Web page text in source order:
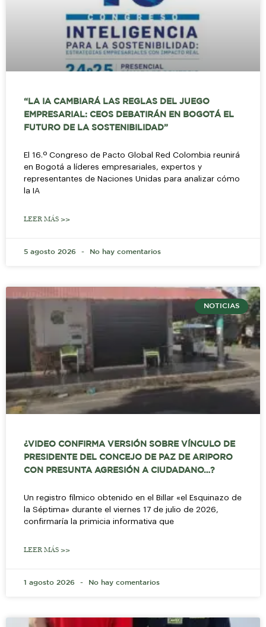
“LA IA CAMBIARÁ LAS REGLAS DEL JUEGO
EMPRESARIAL: CEOS DEBATIRÁN EN BOGOTÁ EL
FUTURO DE LA SOSTENIBILIDAD”
El 16.º Congreso de Pacto Global Red Colombia reunirá
en Bogotá a líderes empresariales, expertos y
representantes de Naciones Unidas para analizar cómo
la IA
LEER MÁS >>
5 agosto 2026 No hay comentarios
NOTICIAS
¿VIDEO CONFIRMA VERSIÓN SOBRE VÍNCULO DE
PRESIDENTE DEL CONCEJO DE PAZ DE ARIPORO
CON PRESUNTA AGRESIÓN A CIUDADANO…?
Un registro fílmico obtenido en el Billar «el Esquinazo de
la Séptima» durante el viernes 17 de julio de 2026,
confirmaría la primicia informativa que
LEER MÁS >>
1 agosto 2026 No hay comentarios